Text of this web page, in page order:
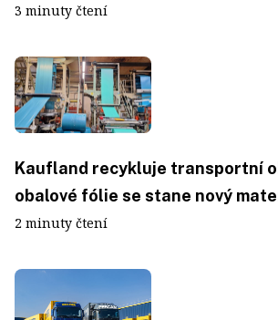
3 minuty čtení
Kaufland recykluje transportní
obalové fólie se stane nový
2 minuty čtení